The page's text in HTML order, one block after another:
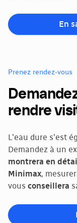
En
Prenez rendez-vous
rendre
L'eau dure s'est
Demandez à un
montrera en
Minimax,
vous conseillera